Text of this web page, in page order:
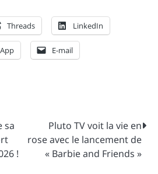
Threads LinkedIn
E-mail
sa
!
Pluto TV voit la vie en
rose avec le lancement de
« Barbie and Friends »